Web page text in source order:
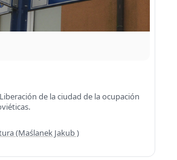
de la ciudad de la ocupación
(Maślanek Jakub )